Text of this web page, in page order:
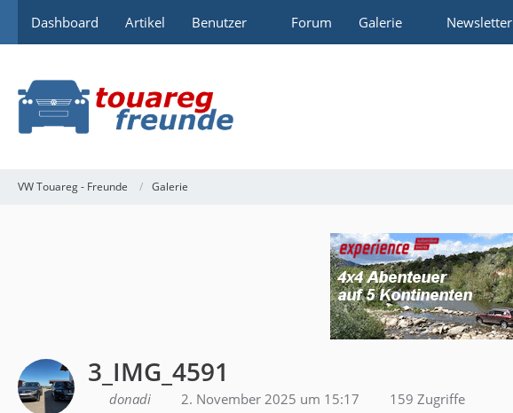
Dashboard Artikel Benutzer Forum Galerie Newsletter
VW Touareg - Freunde Galerie
3_IMG_4591
donadi 2. November 2025 um 15:17 159 Zugriffe